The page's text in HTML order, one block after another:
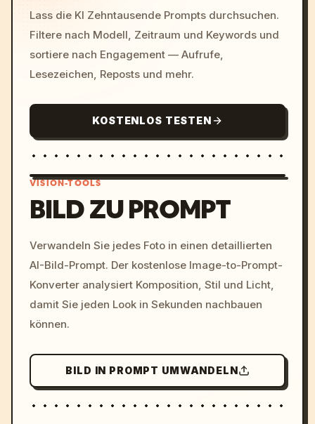
Lass die KI Zehntausende Prompts durchsuchen.
Filtere nach Modell, Zeitraum und Keywords und
sortiere nach Engagement — Aufrufe,
Lesezeichen, Reposts und mehr.
KOSTENLOS TESTEN
c, cyberpunk sunset, neon
colors, 8k --v 6.0
VISION-TOOLS
BILD ZU PROMPT
Verwandeln Sie jedes Foto in einen detaillierten
AI-Bild-Prompt. Der kostenlose Image-to-Prompt-
Konverter analysiert Komposition, Stil und Licht,
damit Sie jeden Look in Sekunden nachbauen
können.
BILD IN PROMPT UMWANDELN